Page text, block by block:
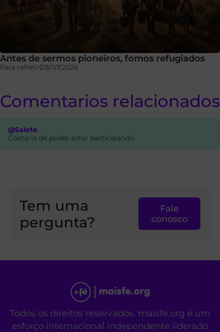
Antes de sermos pioneiros, fomos refugiados
Para refletir28/07/2026
Comentarios relacionados
@Salete
Gostaria de poder estar participando
Tem uma
pergunta?
Fale
conosco
Todos os direitos reservados. maisfe.org é um
esforço internacional independente liderado